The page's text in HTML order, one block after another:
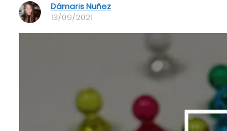
Dámaris Nuñez
13/09/2021